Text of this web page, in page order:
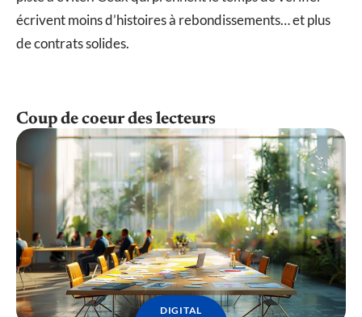
écrivent moins d’histoires à rebondissements… et plus
de contrats solides.
Coup de coeur des lecteurs
DIGITAL